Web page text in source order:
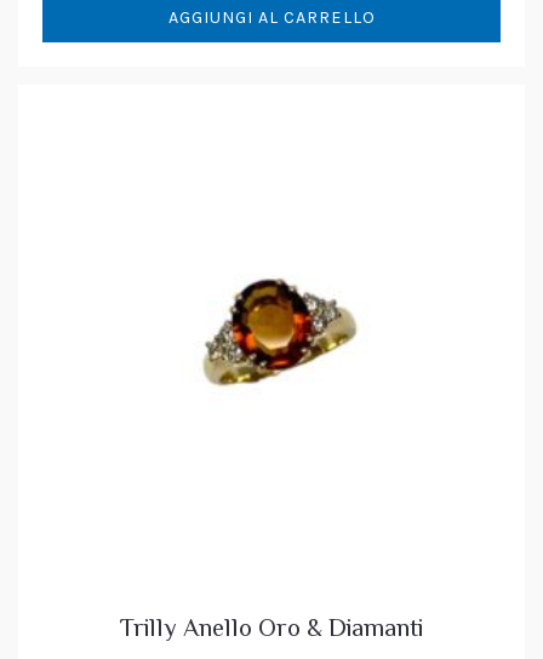
AGGIUNGI AL CARRELLO
Trilly Anello Oro & Diamanti